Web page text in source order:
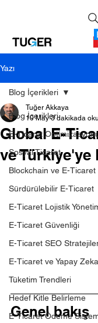
Yazı
Blog İçerikleri
E-Ticaret
Sosyal Ticaret
Blockchain ve E-Ticaret
Sürdürülebilir E-Ticaret
E-Ticaret Lojistik
E-Ticaret Güvenliği
E-Ticaret SEO
E-Ticaret ve Yapay Zeka
Tüketim Trendleri
Hedef Kitle Belirleme
E-Ticaret Ödeme
Blog İçerikleri
Global E-
ve Türkiye'ye
Tuğer Akkaya
10 May 3 dakikada
Genel bakış